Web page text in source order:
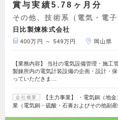
賞与実績5.78ヶ月分
その他、技術系（電気・電子
日比製煉株式会社
400万円 ～ 549万円 岡山県
【業務内容】 当社の電気設備管理・施工
製錬所内の電気計装設備の企画・設計・
っていただきま…
会社概要
【主力事業】 ・電気銅（地
業（電気銅・硫酸・石膏およびその他副